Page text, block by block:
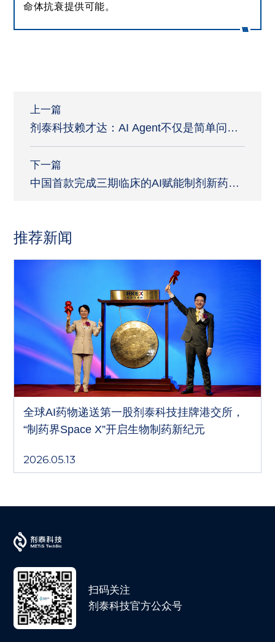
命体抗衰提供可能。
上一篇
剂泰科技赖才达：AI Agent不仅是简单问
下一篇
中国首款完成三期临床的AI赋能制剂新药！
推荐新闻
全球AI药物递送第一股剂泰科技挂牌港交所，
“制药界Space X”开启生物制药新纪元
2026.05.13
扫码关注
剂泰科技官方公众号